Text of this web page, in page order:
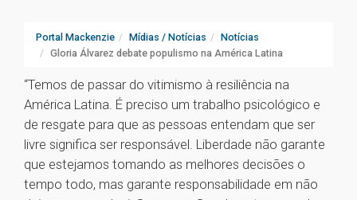
Portal Mackenzie Mídias / Notícias
Notícias
Gloria Álvarez debate populismo na América Latina
“Temos de passar do vitimismo à resiliência na
América Latina. É preciso um trabalho psicológico e
de resgate para que as pessoas entendam que ser
livre significa ser responsável. Liberdade não garante
que estejamos tomando as melhores decisões o
tempo todo, mas garante responsabilidade em não